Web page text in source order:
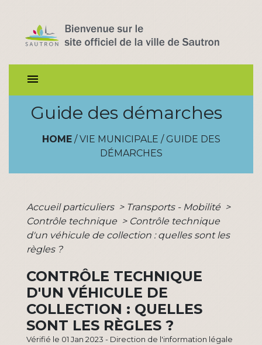
menu
Guide des démarches
HOME/ VIE MUNICIPALE / GUIDE DES
DÉMARCHES
Accueil particuliers > Transports - Mobilité >
Contrôle technique > Contrôle technique
d'un véhicule de collection : quelles sont les
règles ?
CONTRÔLE TECHNIQUE
D'UN VÉHICULE DE
COLLECTION : QUELLES
SONT LES RÈGLES ?
Vérifié le 01 Jan 2023 - Direction de l'information légale